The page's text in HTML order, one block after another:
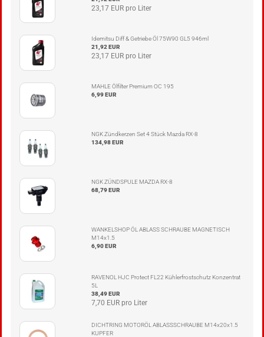
23,17 EUR pro Liter
Idemitsu Diff & Getriebe Öl 75W90 GL5 946ml
21,92 EUR
23,17 EUR pro Liter
MAHLE Ölfilter Premium OC 195
6,99 EUR
NGK Zündkerzen Set 4 Stück Mazda RX-8
134,98 EUR
NGK ZÜNDSPULE MAZDA RX-8
68,79 EUR
WANKELSHOP ÖL ABLASS SCHRAUBE MAGNETISCH
M14x1.5
6,90 EUR
RAVENOL HJC Protect FL22 Kühlerfrostschutz Konzentrat
5L
38,49 EUR
7,70 EUR pro Liter
DICHTRING MOTORÖL ABLASSSCHRAUBE M14x20x1.5
KUPFER